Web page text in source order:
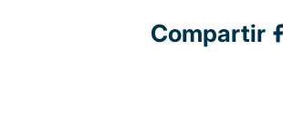
Compartir